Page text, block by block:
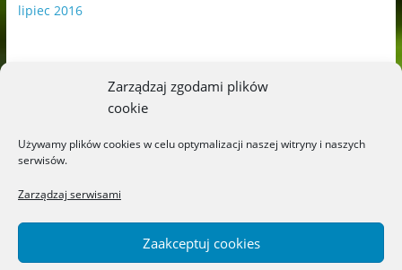
Zarządzaj zgodami plików
cookie
Używamy plików cookies w celu optymalizacji naszej witryny i naszych
serwisów.
Zarządzaj serwisami
Zaakceptuj cookies
lipiec 2016